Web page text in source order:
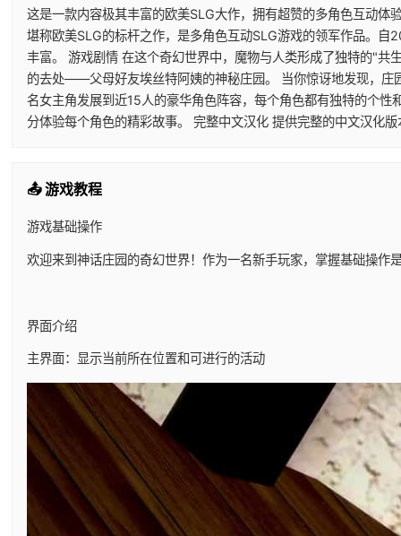
这是一款内容极其丰富的欧美SLG大作，拥有超赞的多角色互动
堪称欧美SLG的标杆之作，是多角色互动SLG游戏的领军作品。
丰富。 游戏剧情 在这个奇幻世界中，魔物与人类形成了独特的"共
的去处——父母好友埃丝特阿姨的神秘庄园。 当你惊讶地发现，庄
名女主角发展到近15人的豪华角色阵容，每个角色都有独特的个
分体验每个角色的精彩故事。 完整中文汉化 提供完整的中文汉化
📤 游戏教程
游戏基础操作
欢迎来到神话庄园的奇幻世界！作为一名新手玩家，掌握基础操作
界面介绍
主界面：显示当前所在位置和可进行的活动